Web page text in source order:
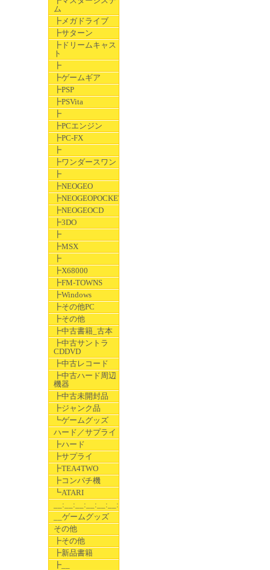
ム
┣メガドライブ
┣サターン
┣ドリームキャス
ト
┣
┣ゲームギア
┣PSP
┣PSVita
┣
┣PCエンジン
┣PC-FX
┣
┣ワンダースワン
┣
┣NEOGEO
┣NEOGEOPOCKET
┣NEOGEOCD
┣3DO
┣
┣MSX
┣
┣X68000
┣FM-TOWNS
┣Windows
┣その他PC
┣その他
┣中古書籍_古本
┣中古サントラ
CDDVD
┣中古レコード
┣中古ハード周辺
機器
┣中古未開封品
┣ジャンク品
┗ゲームグッズ
ハード／サプライ
┣ハード
┣サプライ
┣TEA4TWO
┣コンパチ機
┗ATARI
__:__:__:__:__:__:__
__ゲームグッズ
その他
┣その他
┣新品書籍
┣__